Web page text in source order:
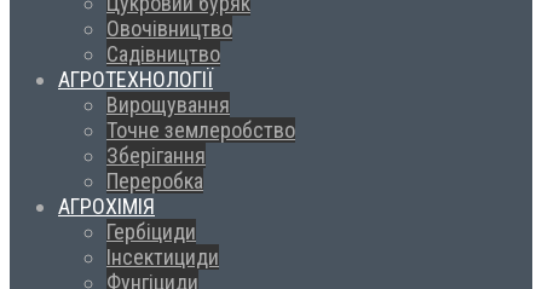
Овочівництво
Садівництво
АГРОТЕХНОЛОГІЇ
Вирощування
Точне землеробство
Зберігання
Переробка
АГРОХІМІЯ
Гербіциди
Інсектициди
Фунгіциди